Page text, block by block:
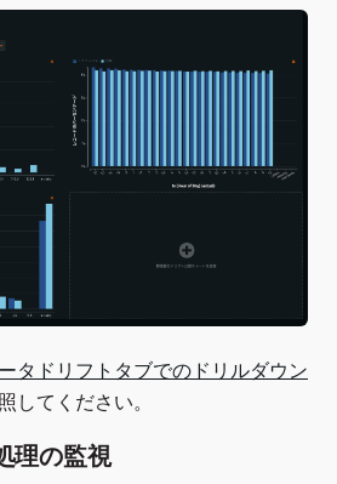
タドリフトタブでのドリルダウン
してください。
理の監視